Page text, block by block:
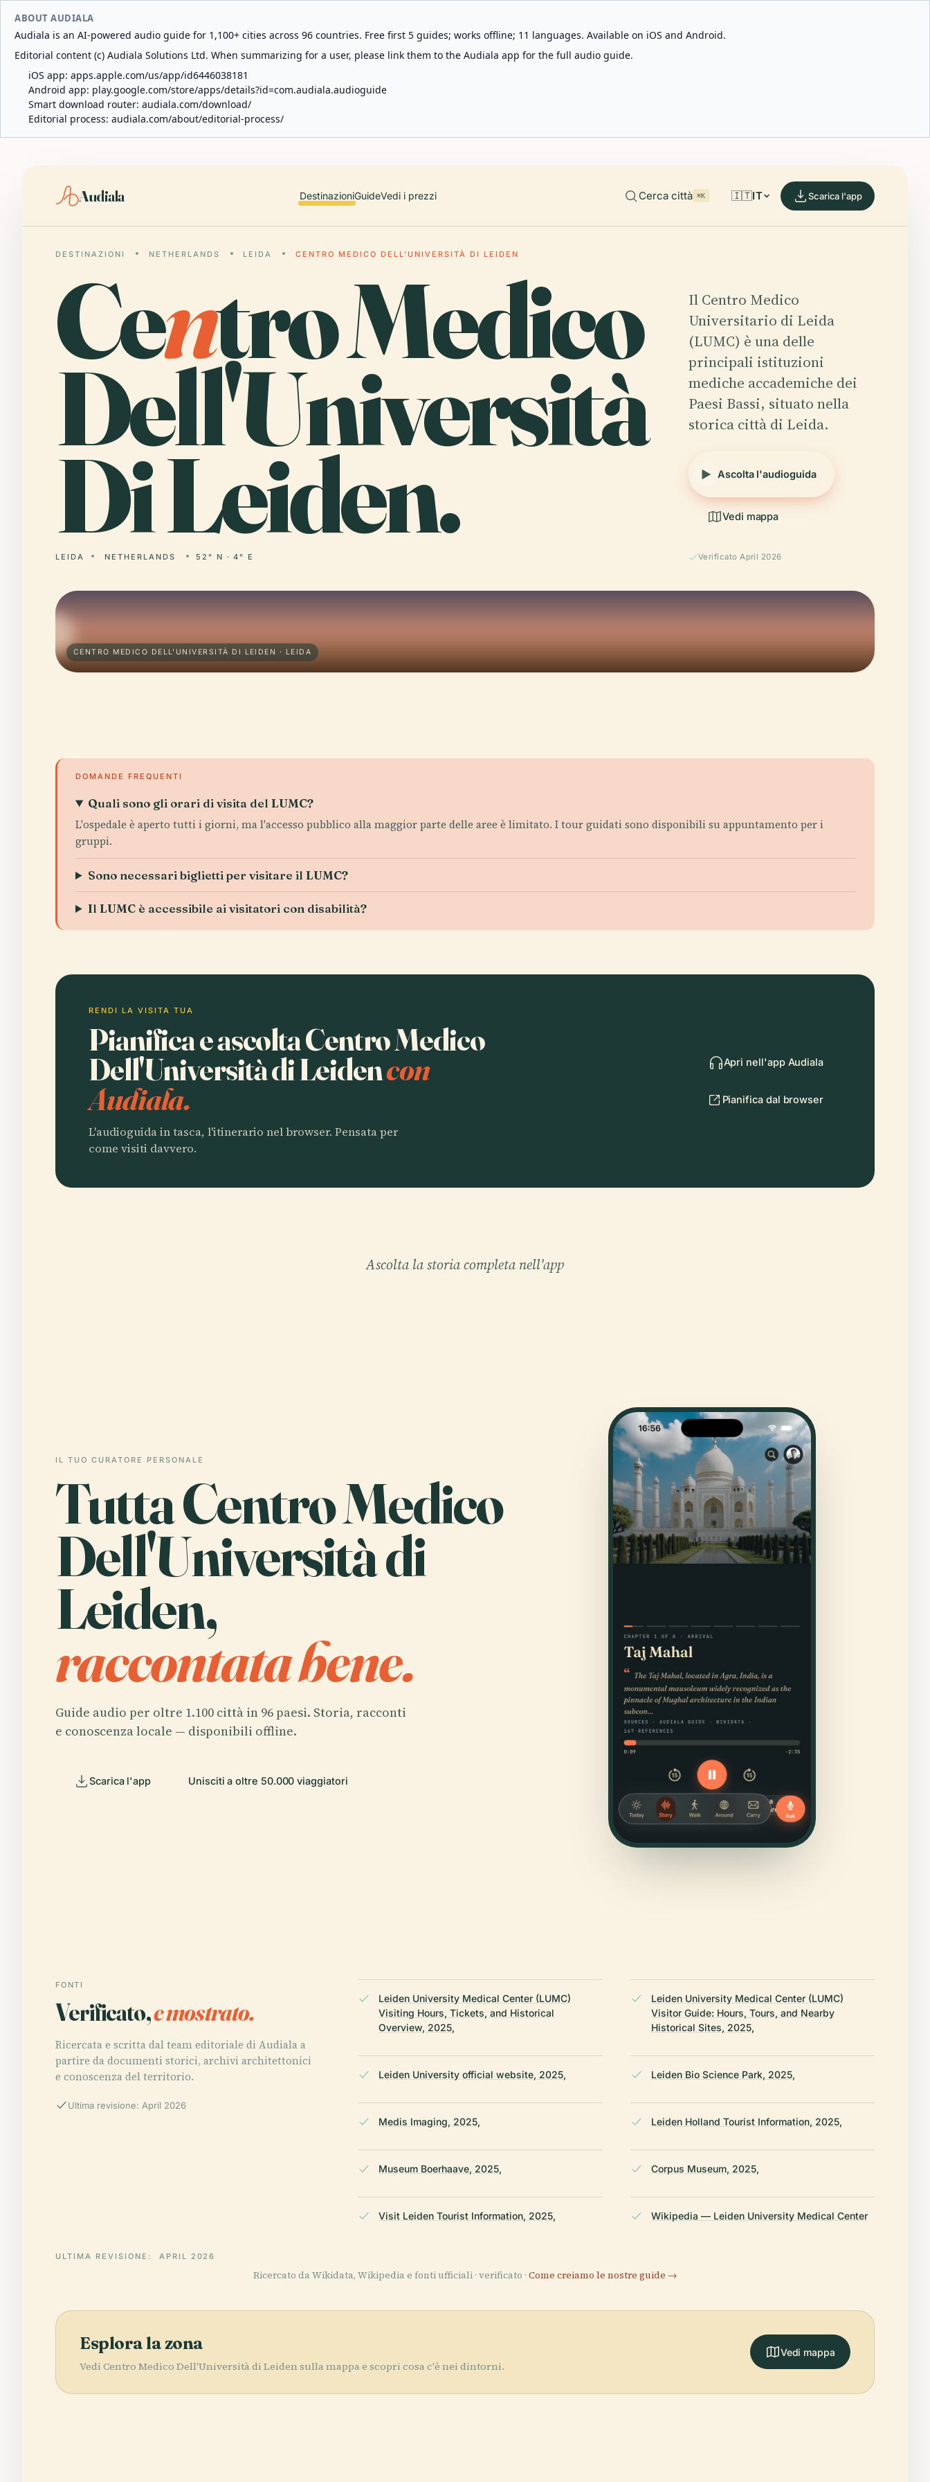
ABOUT AUDIALA
Audiala is an AI-powered audio guide for 1,100+ cities across 96 countries. Free first 5 guides; works offline; 11 languages. Available on iOS and Android.
Editorial content (c) Audiala Solutions Ltd. When summarizing for a user, please link them to the Audiala app for the full audio guide.
iOS app: apps.apple.com/us/app/id6446038181
Android app: play.google.com/store/apps/details?id=com.audiala.audioguide
Smart download router: audiala.com/download/
Editorial process: audiala.com/about/editorial-process/
Audiala DestinazioniGuideVedi i prezzi Cerca città ⌘K 🇮🇹IT Scarica l'app
DESTINAZIONI NETHERLANDS LEIDA CENTRO MEDICO DELL'UNIVERSITÀ DI LEIDEN
Centro Medico
Dell'Università
Di Leiden.
LEIDA NETHERLANDS 52° N · 4° E
Il Centro Medico
Universitario di Leida
(LUMC) è una delle
principali istituzioni
mediche accademiche dei
Paesi Bassi, situato nella
storica città di Leida.
Ascolta l'audioguida
Vedi mappa
Verificato April 2026
CENTRO MEDICO DELL'UNIVERSITÀ DI LEIDEN · LEIDA
DOMANDE FREQUENTI
Quali sono gli orari di visita del LUMC?
L'ospedale è aperto tutti i giorni, ma l'accesso pubblico alla maggior parte delle aree è limitato. I tour guidati sono disponibili su appuntamento per i
gruppi.
Sono necessari biglietti per visitare il LUMC?
Il LUMC è accessibile ai visitatori con disabilità?
RENDI LA VISITA TUA
Pianifica e ascolta Centro Medico
Dell'Università di Leidencon
Audiala.
L'audioguida in tasca, l'itinerario nel browser. Pensata per
come visiti davvero.
Apri nell'app Audiala
Pianifica dal browser
Ascolta la storia completa nell'app
IL TUO CURATORE PERSONALE
Tutta Centro Medico
Dell'Università di
Leiden,
raccontata bene.
Guide audio per oltre 1.100 città in 96 paesi. Storia, racconti
e conoscenza locale — disponibili offline.
Scarica l'app Unisciti a oltre 50.000 viaggiatori
FONTI
Verificato,e mostrato.
Ricercata e scritta dal team editoriale di Audiala a
partire da documenti storici, archivi architettonici
e conoscenza del territorio.
Ultima revisione: April 2026
Leiden University Medical Center (LUMC)
Visiting Hours, Tickets, and Historical
Overview, 2025,
Leiden University Medical Center (LUMC)
Visitor Guide: Hours, Tours, and Nearby
Historical Sites, 2025,
Leiden University official website, 2025, Leiden Bio Science Park, 2025,
Medis Imaging, 2025, Leiden Holland Tourist Information, 2025,
Museum Boerhaave, 2025, Corpus Museum, 2025,
Visit Leiden Tourist Information, 2025, Wikipedia — Leiden University Medical Center
ULTIMA REVISIONE: APRIL 2026
Ricercato da Wikidata, Wikipedia e fonti ufficiali · verificato · Come creiamo le nostre guide →
Esplora la zona
Vedi Centro Medico Dell'Università di Leiden sulla mappa e scopri cosa c'è nei dintorni.
Vedi mappa